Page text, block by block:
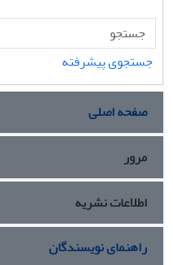
جستجوی پیشرفته
صفحه اصلی
مرور
اطلاعات نشریه
راهنمای نویسندگان